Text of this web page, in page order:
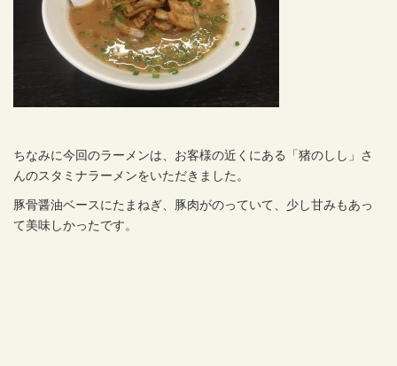
ちなみに今回のラーメンは、お客様の近くにある「猪のしし」さ
んのスタミナラーメンをいただきました。
豚骨醤油ベースにたまねぎ、豚肉がのっていて、少し甘みもあっ
て美味しかったです。